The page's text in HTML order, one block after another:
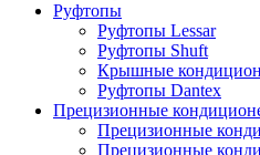
Руфтопы
Руфтопы Lessar
Руфтопы Shuft
Крышные
Руфтопы Dantex
Прецизионные
Прецизионные
Прецизионные